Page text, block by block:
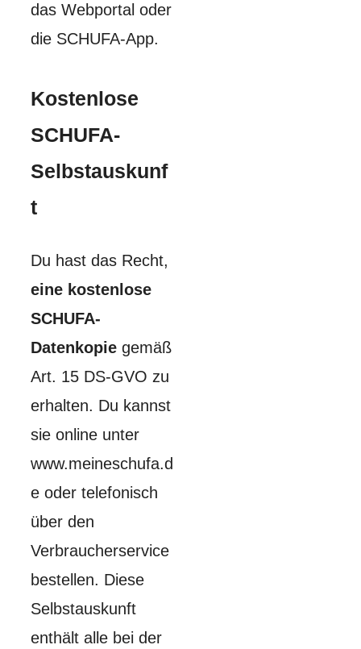
das Webportal oder
die SCHUFA-App.
Kostenlose
SCHUFA-
Selbstauskunf
t
Du hast das Recht,
eine kostenlose
SCHUFA-
Datenkopie gemäß
Art. 15 DS-GVO zu
erhalten. Du kannst
sie online unter
www.meineschufa.d
e oder telefonisch
über den
Verbraucherservice
bestellen. Diese
Selbstauskunft
enthält alle bei der